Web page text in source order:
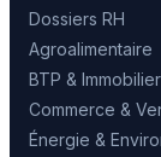
Dossiers RH
Agroalimentaire
BTP & Immobilier
Commerce &
Énergie &